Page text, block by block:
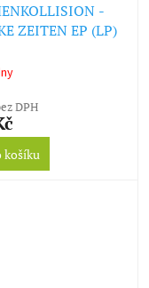
-
ZEITEN EP (LP)
DPH
košíku